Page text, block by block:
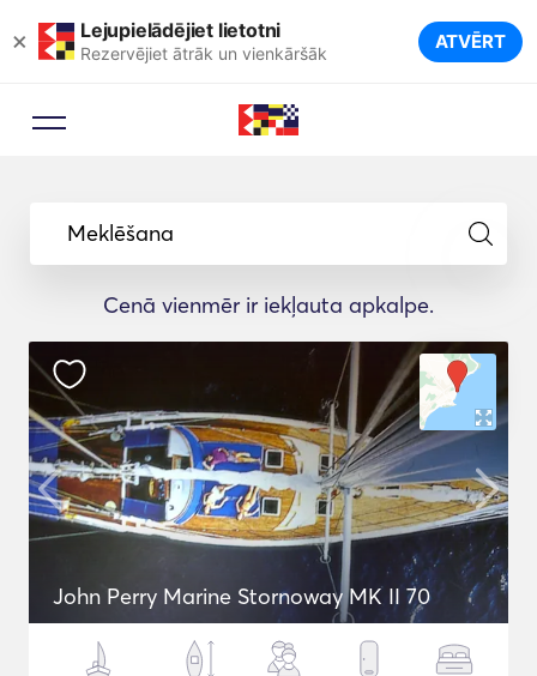
× Lejupielādējiet lietotni
Rezervējiet ātrāk un vienkāršāk ATVĒRT
Meklēšana
Cenā vienmēr ir iekļauta apkalpe.
John Perry Marine Stornoway MK II 70